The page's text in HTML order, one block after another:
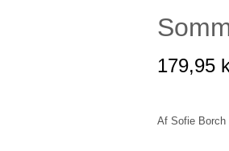
179,95
Af Sofie Borch